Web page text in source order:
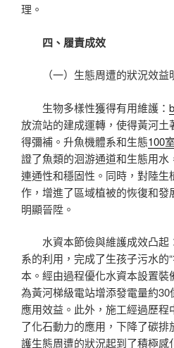
理。
四、履責成效
（一）生態周遭的狀況效益
生物多樣性獲得有用維護：
放流站的建成運轉，使得黃河
得彌補。升魚機體系和生態100
證了魚類的洄游通道和生態用水
連通性和穩固性。同時，對陸生
作，增進了區域植被的恢復和
明顯晉陞。
水資本節儉與維護成效凸
系的利用，完成了生孩子污水的
本。經由過程優化水資本設置
為黃河梯級電站增添發電量約
應用效益。此外，施工經過歷
了化石動力的應用，下降了碳
護生態周遭的狀況起到了積極感